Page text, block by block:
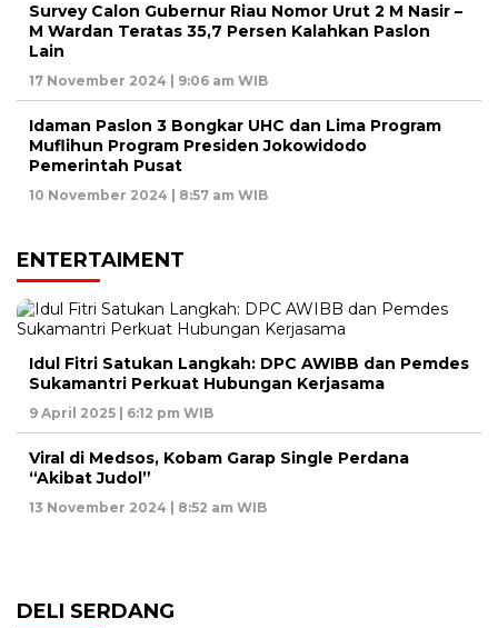
Survey Calon Gubernur Riau Nomor Urut 2 M Nasir –
M Wardan Teratas 35,7 Persen Kalahkan Paslon
Lain
17 November 2024 | 9:06 am WIB
Idaman Paslon 3 Bongkar UHC dan Lima Program
Muflihun Program Presiden Jokowidodo
Pemerintah Pusat
10 November 2024 | 8:57 am WIB
ENTERTAIMENT
Idul Fitri Satukan Langkah: DPC AWIBB dan Pemdes
Sukamantri Perkuat Hubungan Kerjasama
9 April 2025 | 6:12 pm WIB
Viral di Medsos, Kobam Garap Single Perdana
“Akibat Judol”
13 November 2024 | 8:52 am WIB
DELI SERDANG